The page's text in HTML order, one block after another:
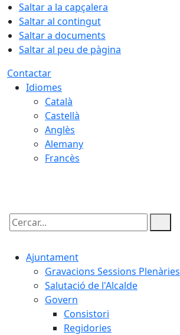
Saltar a la capçalera
Saltar al contingut
Saltar a documents
Saltar al peu de pàgina
Contactar
Idiomes
Català
Castellà
Anglès
Alemany
Francès
Cercar:
Ajuntament
Gravacions Sessions Plenàries
Salutació de l'Alcalde
Govern
Consistori
Regidories